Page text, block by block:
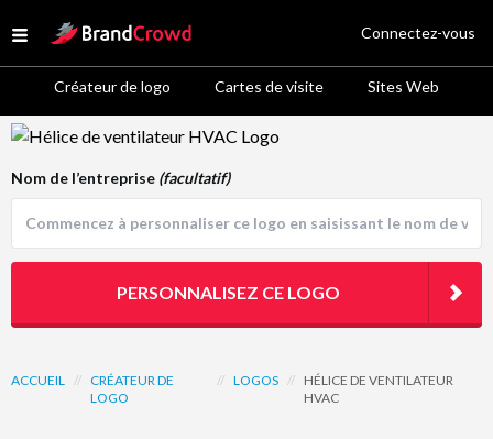
Open menu
Site Logo
Créateur de logo Cartes de visite Sites Web
Connectez-vous
Logo Template Preview
ACCUEIL // CRÉATEUR DE
LOGO
// LOGOS //
HÉLICE DE VENTILATEUR
HVAC
Nom de l’entreprise (facultatif)
PERSONNALISEZ CE LOGO